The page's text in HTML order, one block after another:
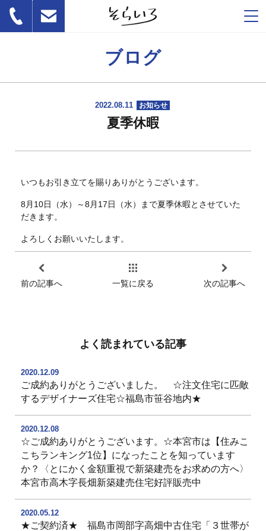
ブログ
2022.08.11 お知らせ
夏季休暇
いつもお引き立てを賜りありがとうございます。
8月10日（水）～8月17日（水）まで夏季休暇とさせていた
だきます。
よろしくお願いいたします。
前の記事へ 一覧に戻る 次の記事へ
よく読まれている記事
2020.12.09
ご成約ありがとうございました。 ☆注文住宅に匹敵
するデザイナーズ住宅☆福島市笹谷地内★
2020.12.08
☆ご成約ありがとうございます。☆本宮市は【住みこ
こちランキング1位】になったことを知っています
か？〈とにかく金額重視で新築建売をお求めの方へ〉
本宮市高木字長畑新築建売住宅好評販売中
2020.05.12
★ご契約済★ 福島市岡部字高畑中古住宅「３世帯が